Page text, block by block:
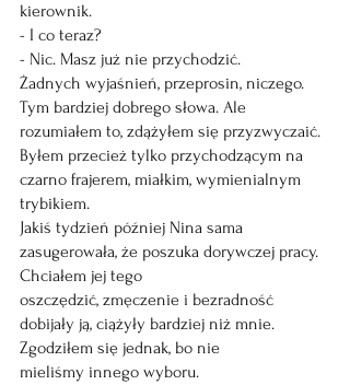
kierownik.
- I co teraz?
- Nic. Masz już nie przychodzić.
Żadnych wyjaśnień, przeprosin, niczego.
Tym bardziej dobrego słowa. Ale
rozumiałem to, zdążyłem się przyzwyczaić.
Byłem przecież tylko przychodzącym na
czarno frajerem, miałkim, wymienialnym
trybikiem.
Jakiś tydzień później Nina sama
zasugerowała, że poszuka dorywczej pracy.
Chciałem jej tego
oszczędzić, zmęczenie i bezradność
dobijały ją, ciążyły bardziej niż mnie.
Zgodziłem się jednak, bo nie
mieliśmy innego wyboru.